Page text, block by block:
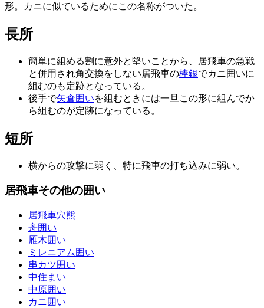
形。カニに似ているためにこの名称がついた。
長所
簡単に組める割に意外と堅いことから、居飛車の急戦
と併用され角交換をしない居飛車の棒銀でカニ囲いに
組むのも定跡となっている。
後手で矢倉囲いを組むときには一旦この形に組んでか
ら組むのが定跡になっている。
短所
横からの攻撃に弱く、特に飛車の打ち込みに弱い。
居飛車その他の囲い
居飛車穴熊
舟囲い
雁木囲い
ミレニアム囲い
串カツ囲い
中住まい
中原囲い
カニ囲い